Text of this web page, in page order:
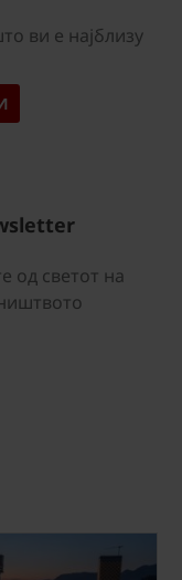
ви е најблизу
од светот на